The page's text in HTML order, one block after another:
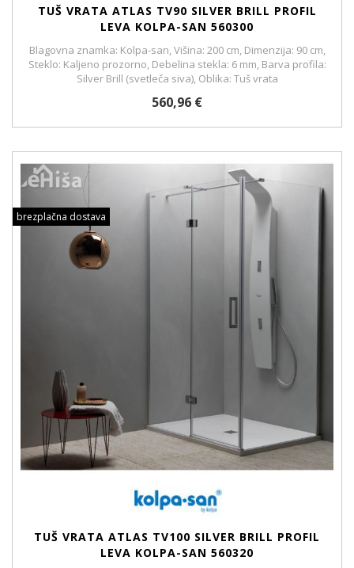
TUŠ VRATA ATLAS TV90 SILVER BRILL PROFIL
LEVA KOLPA-SAN 560300
Blagovna znamka: Kolpa-san, Višina: 200 cm, Dimenzija: 90 cm,
Steklo: Kaljeno prozorno, Debelina stekla: 6 mm, Barva profila:
Silver Brill (svetleča siva), Oblika: Tuš vrata
560,96 €
brezplačna dostava
TUŠ VRATA ATLAS TV100 SILVER BRILL PROFIL
LEVA KOLPA-SAN 560320